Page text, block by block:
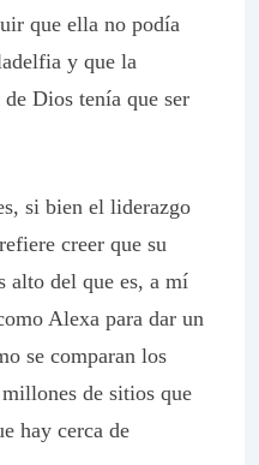
que ella no podía
y que la
Dios tenía que ser
si bien el liderazgo
creer que su
alto del que es, a mí
Alexa para dar un
se comparan los
de sitios que
hay cerca de